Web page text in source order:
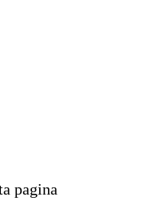
pagina